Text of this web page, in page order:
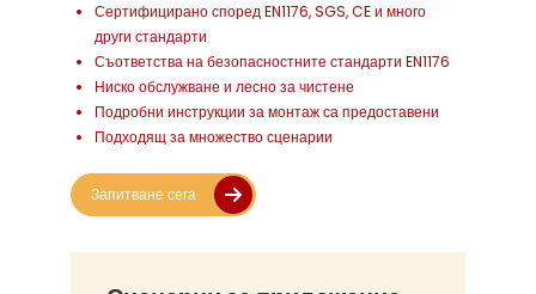
Сертифицирано според EN1176, SGS, CE и много
други стандарти
Съответства на безопасностните стандарти EN1176
Ниско обслужване и лесно за чистене
Подробни инструкции за монтаж са предоставени
Подходящ за множество сценарии
Запитване сега